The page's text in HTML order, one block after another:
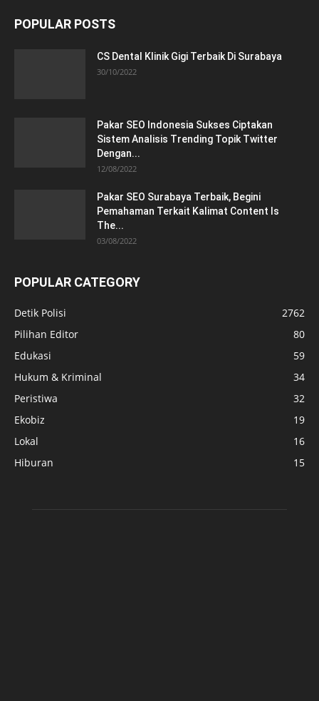
POPULAR POSTS
CS Dental Klinik Gigi Terbaik Di Surabaya
30/10/2022
Pakar SEO Indonesia Sukses Ciptakan
Sistem Analisis Trending Topik Twitter
Dengan...
12/08/2022
Pakar SEO Surabaya Terbaik, Begini
Pemahaman Terkait Kalimat Content Is
The...
03/08/2022
POPULAR CATEGORY
Detik Polisi
2762
Pilihan Editor
80
Edukasi
59
Hukum & Kriminal
34
Peristiwa
32
Ekobiz
19
Lokal
16
Hiburan
15